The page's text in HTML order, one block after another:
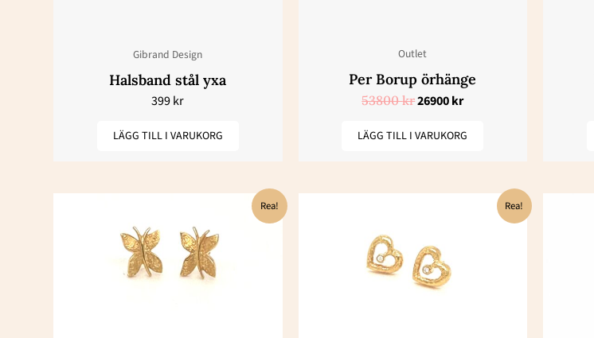
Gibrand Design
Halsband stål yxa
399kr
LÄGG TILL I VARUKORG
Outlet
Per Borup örhänge
53800kr26900kr
LÄGG TILL I VARUKORG
Rea!
priset
var:
26200 kr.
nuvarande
priset
är:
Rea!
var:
27300 kr.
nuvarande